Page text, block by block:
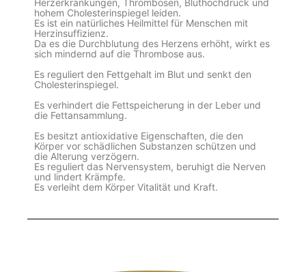
hohem Cholesterinspiegel leiden.
Es ist ein natürliches Heilmittel für Menschen mit
Herzinsuffizienz.
Da es die Durchblutung des Herzens erhöht, wirkt es
sich mindernd auf die Thrombose aus.
Es reguliert den Fettgehalt im Blut und senkt den
Cholesterinspiegel.
Es verhindert die Fettspeicherung in der Leber und
die Fettansammlung.
Es besitzt antioxidative Eigenschaften, die den
Körper vor schädlichen Substanzen schützen und
die Alterung verzögern.
Es reguliert das Nervensystem, beruhigt die Nerven
und lindert Krämpfe.
Es verleiht dem Körper Vitalität und Kraft.